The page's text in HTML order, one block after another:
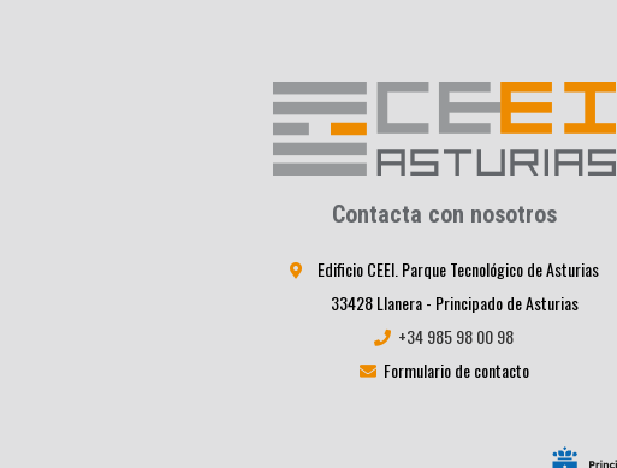
Contacta con nosotros
Edificio CEEI. Parque Tecnológico de Asturias
33428 Llanera - Principado de Asturias
+34 985 98 00 98
Formulario de contacto